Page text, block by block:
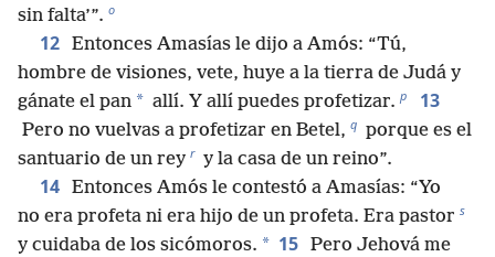
sin falta’”. o
12 Entonces Amasías le dijo a Amós: “Tú,
hombre de visiones, vete, huye a la tierra de Judá y
gánate el pan * allí. Y allí puedes profetizar. p 13
Pero no vuelvas a profetizar en Betel, q porque es el
santuario de un rey r y la casa de un reino”.
14 Entonces Amós le contestó a Amasías: “Yo
no era profeta ni era hijo de un profeta. Era pastor s
y cuidaba de los sicómoros. * 15 Pero Jehová me